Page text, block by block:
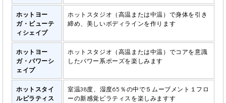
ホットヨー
ガ・ビューテ
ィシェイプ
ホットスタジオ（高温または中温）で身体を引き
締め、美しいボディラインを作ります
ホットヨー
ガ・パワーシ
ェイプ
ホットスタジオ（高温または中温）でコアを意識
したパワー系ポーズを楽しみます
ホットスタイ
ルピラティス
室温38度、湿度65％の中で５ムーブメント１フロ
ーの新感覚ピラティスを楽しみますす